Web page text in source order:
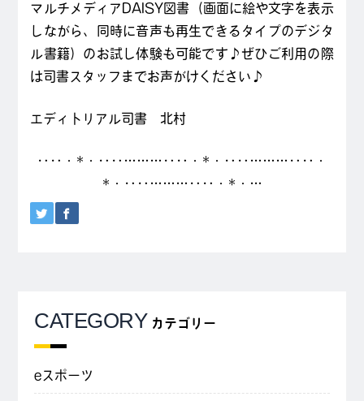
マルチメディアDAISY図書（画面に絵や文字を表示
しながら、同時に音声も再生できるタイプのデジタ
ル書籍）のお試し体験も可能です♪ぜひご利用の際
は司書スタッフまでお声がけください♪
エディトリアル司書 北村
‥‥・*・‥‥………‥‥・*・‥‥………‥‥・
*・‥‥………‥‥・*・…
CATEGORY カテゴリー
eスポーツ